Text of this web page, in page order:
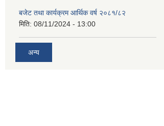
बजेट तथा कार्यक्रम आर्थिक वर्ष २०८१/८२
मिति: 08/11/2024 - 13:00
अन्य